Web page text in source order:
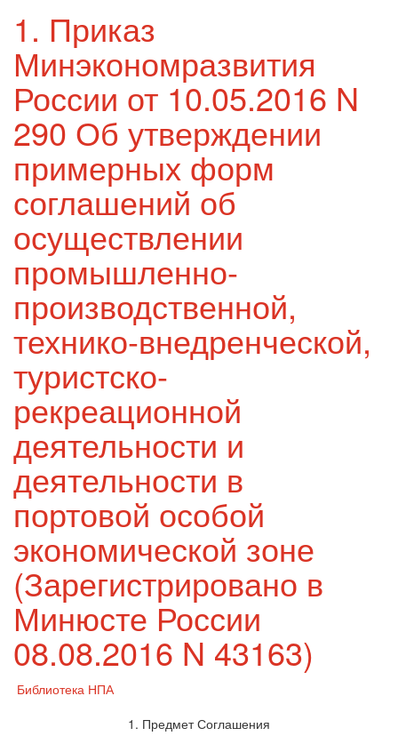
1. Приказ
Минэкономразвития
России от 10.05.2016 N
290 Об утверждении
примерных форм
соглашений об
осуществлении
промышленно-
производственной,
технико-внедренческой,
туристско-
рекреационной
деятельности и
деятельности в
портовой особой
экономической зоне
(Зарегистрировано в
Минюсте России
08.08.2016 N 43163)
Библиотека НПА
1. Предмет Соглашения